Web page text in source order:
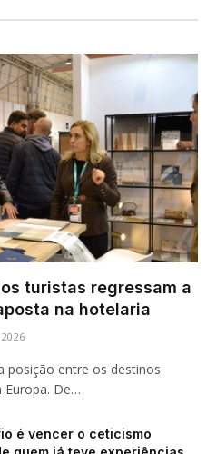
turistas regressam a
na hotelaria
posição entre os destinos
Europa. De…
é vencer o ceticismo